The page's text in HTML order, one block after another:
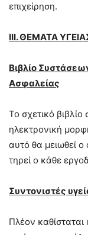
επιχείρηση.
ΙΙΙ. ΘΕΜΑΤΑ
Βιβλίο
Ασφαλείας
Το σχετικό
ηλεκτρονική
αυτό θα μειωθεί
τηρεί ο κάθε
Συντονιστές
Πλέον